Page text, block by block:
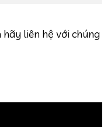
liên hệ với chúng